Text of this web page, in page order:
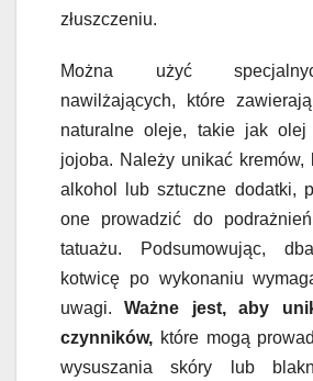
złuszczeniu.
Można użyć
nawilżających, które
naturalne oleje, takie jak olej
jojoba. Należy unikać kremów,
alkohol lub sztuczne dodatki,
one prowadzić do
tatuażu. Podsumowując,
kotwicę po wykonaniu
uwagi. Ważne jest, aby
czynników, które mogą
wysuszania skóry lub